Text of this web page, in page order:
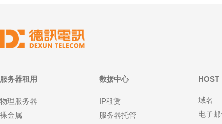
服务器租用
物理服务器
裸金属
数据中心
IP租赁
服务器托管
HOST
域名
电子